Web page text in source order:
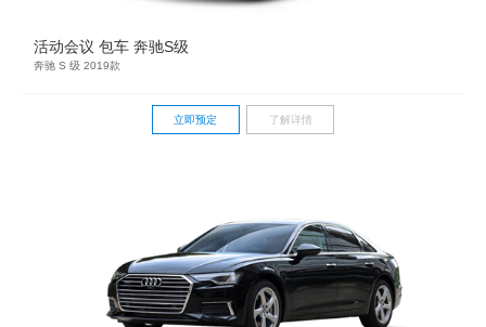
活动会议 包车 奔驰S级
奔驰 S 级 2019款
立即预定 了解详情